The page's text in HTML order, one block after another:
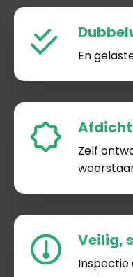
En
Zelf
Veilig,
Inspectie